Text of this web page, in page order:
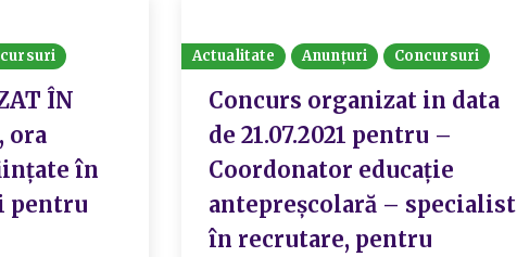
ÎN
ora
în
pentru
Actualitate Anunțuri Concursuri
Concurs organizat in data
de 21.07.2021 pentru –
Coordonator educație
antepreșcolară – specialist
în recrutare, pentru